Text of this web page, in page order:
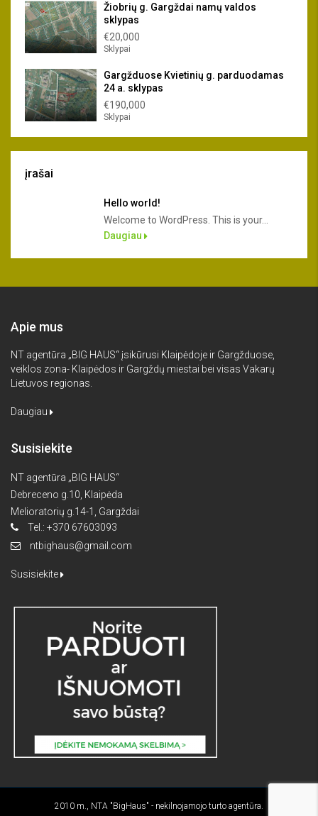
Žiobrių g. Gargždai namų valdos
sklypas
€20,000
Sklypai
Gargžduose Kvietinių g. parduodamas
24 a. sklypas
€190,000
Sklypai
įrašai
Hello world!
Welcome to WordPress. This is your...
Daugiau
Apie mus
NT agentūra „BIG HAUS“ įsikūrusi Klaipėdoje ir Gargžduose,
veiklos zona- Klaipėdos ir Gargždų miestai bei visas Vakarų
Lietuvos regionas.
Daugiau
Susisiekite
NT agentūra „BIG HAUS“
Debreceno g.10, Klaipėda
Melioratorių g.14-1, Gargždai
Tel.: +370 67603093
ntbighaus@gmail.com
Susisiekite
2010 m., NTA "BigHaus" - nekilnojamojo turto agentūra.